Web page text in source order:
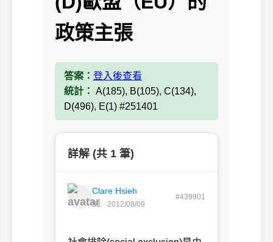
政策主張
答案： 登入後查看
統計： A(185), B(105), C(134),
D(496), E(1) #251401
詳解 (共 1 筆)
Clare Hsieh
B1 · 2012/08/09
#439901